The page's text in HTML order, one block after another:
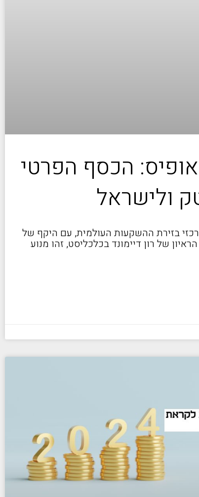
אופיס: הכסף הפרטי
ולישראל
בזירת ההשקעות העולמית, עם היקף של
לפי הראיון של רון דיימונד בכלכליסט, זהו מנוע